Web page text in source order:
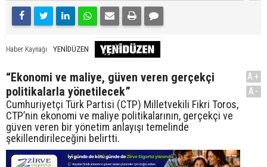
Haber Kaynağı YENİDÜZEN
“Ekonomi ve maliye, güven veren gerçekçi
politikalarla yönetilecek”
Cumhuriyetçi Türk Partisi (CTP) Milletvekili Fikri Toros,
CTP’nin ekonomi ve maliye politikalarının, gerçekçi ve
güven veren bir yönetim anlayışı temelinde
şekillendirileceğini belirtti.
A+
A-